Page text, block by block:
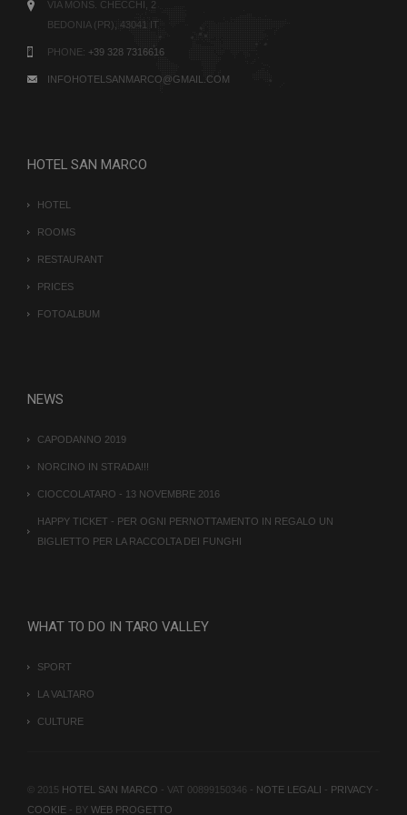
VIA MONS. CHECCHI, 2
BEDONIA (PR), 43041 IT
PHONE: +39 328 7316616
INFOHOTELSANMARCO@GMAIL.COM
HOTEL SAN MARCO
HOTEL
ROOMS
RESTAURANT
PRICES
FOTOALBUM
NEWS
CAPODANNO 2019
NORCINO IN STRADA!!!
CIOCCOLATARO - 13 NOVEMBRE 2016
HAPPY TICKET - PER OGNI PERNOTTAMENTO IN REGALO UN
BIGLIETTO PER LA RACCOLTA DEI FUNGHI
WHAT TO DO IN TARO VALLEY
SPORT
LA VALTARO
CULTURE
© 2015 HOTEL SAN MARCO - VAT 00899150346 - NOTE LEGALI - PRIVACY -
COOKIE - BY WEB PROGETTO
CookieScriptConsent